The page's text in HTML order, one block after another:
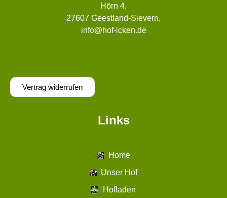
Hörn 4,
27607 Geestland-Sievern,
info@hof-icken.de
Vertrag widerrufen
Links
Home
Unser Hof
Hofladen